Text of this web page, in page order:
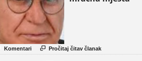
Komentari  Pročitaj čitav članak